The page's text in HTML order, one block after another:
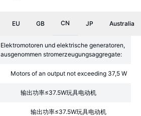
EU GB CN JP Australia
Elektromotoren und elektrische generatoren,
ausgenommen stromerzeugungsaggregate:
Motors of an output not exceeding 37,5 W
输出功率≤37.5W玩具电动机
输出功率≤37.5W玩具电动机